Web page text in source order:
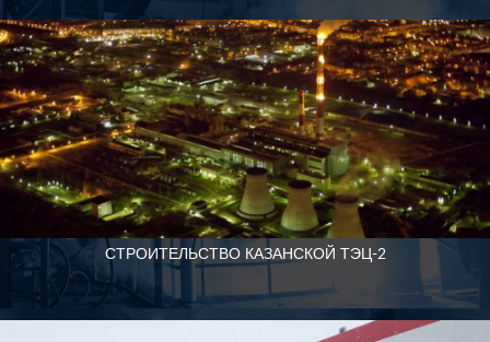
СТРОИТЕЛЬСТВО КАЗАНСКОЙ ТЭЦ-2